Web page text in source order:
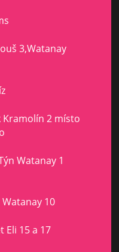
3,Watanay
Kramolín 2 místo
Watanay 1
10
Eli 15 a 17